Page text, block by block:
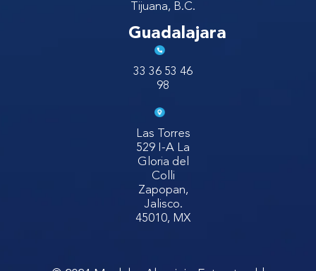
Tijuana, B.C.
Guadalajara
33 36 53 46
98
Las Torres
529 I-A La
Gloria del
Colli
Zapopan,
Jalisco.
45010, MX